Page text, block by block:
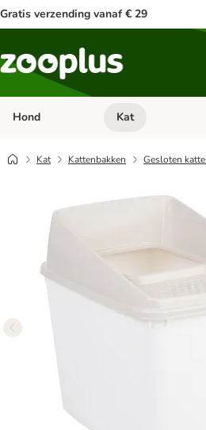
Gratis verzending vanaf € 29
Hond Open categorie
Kat
Kat Kattenbakken Gesloten